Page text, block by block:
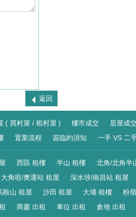
返回
( 買村屋 / 租村屋 ) 樓市成交 居屋成
置業流程 簽臨約須知 一手 VS 二
西區 租樓 半山 租樓 北角/北角半
大角咀/奧運站 租屋 深水埗/南昌站 租屋
鞍山 租屋 沙田 租屋 大埔 租樓 粉
商廈 出租 車位 出租 倉地 出租